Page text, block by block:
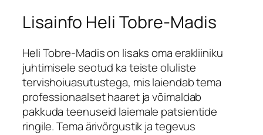
Lisainfo Heli Tobre-Madis
Heli Tobre-Madis on lisaks oma erakliiniku
juhtimisele seotud ka teiste oluliste
tervishoiuasutustega, mis laiendab tema
professionaalset haaret ja võimaldab
pakkuda teenuseid laiemale patsientide
ringile. Tema ärivõrgustik ja tegevus